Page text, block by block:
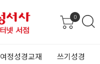
0
여정성경교재 쓰기성경